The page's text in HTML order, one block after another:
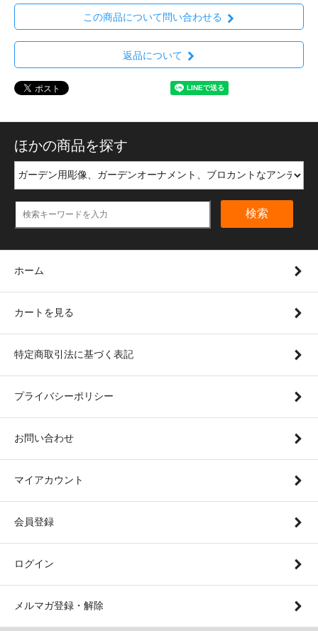
この商品について問い合わせる
返品について
ほかの商品を探す
検索
ホーム
カートを見る
特定商取引法に基づく表記
プライバシーポリシー
お問い合わせ
マイアカウント
会員登録
ログイン
メルマガ登録・解除